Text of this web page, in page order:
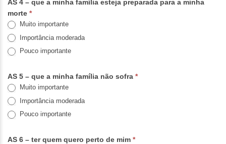
AS 4 – que a minha família esteja preparada para a minha
morte *
Muito importante
Importância moderada
Pouco importante
AS 5 – que a minha família não sofra *
Muito importante
Importância moderada
Pouco importante
AS 6 – ter quem quero perto de mim *